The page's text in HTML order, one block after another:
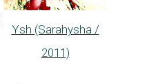
Ysh (Sarahysha /
2011)